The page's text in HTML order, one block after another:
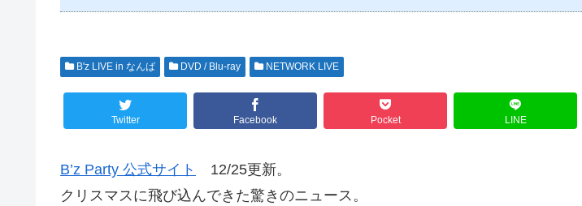
B'z LIVE in なんば DVD / Blu-ray NETWORK LIVE
Twitter Facebook Pocket LINE
B’z Party 公式サイト
12/25更新。
クリスマスに飛び込んできた驚きのニュース。